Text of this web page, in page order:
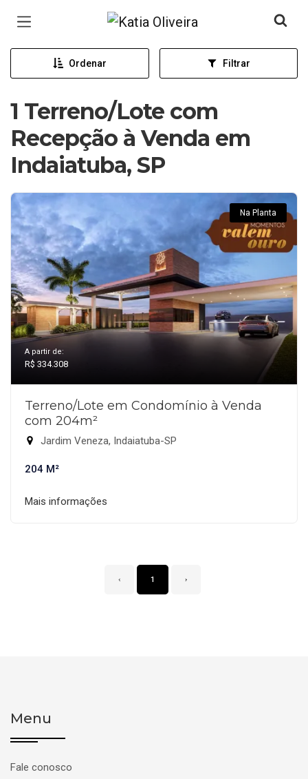
Página inicial
Ordenar Filtrar
1 Terreno/Lote com
Recepção à Venda em
Indaiatuba, SP
Na Planta
A partir de:
R$ 334.308
Terreno/Lote em Condomínio à Venda
com 204m²
Jardim Veneza, Indaiatuba-SP
204 M²
Mais informações
‹ 1 ›
Menu
Fale conosco